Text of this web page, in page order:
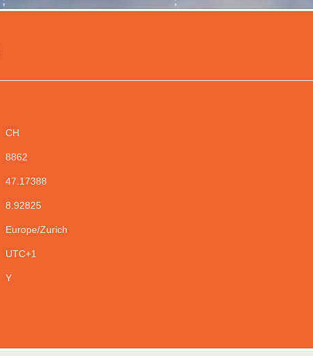
CH
8862
47.17388
8.92825
Europe/Zurich
UTC+1
Y